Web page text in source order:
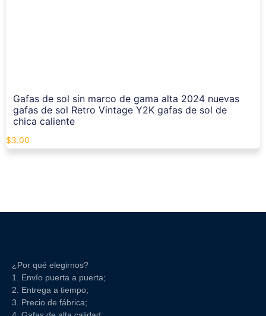
Gafas de sol sin marco de gama alta 2024 nuevas
gafas de sol Retro Vintage Y2K gafas de sol de
chica caliente
$3.00
¿Por qué elegirnos?
1. Envío puerta a puerta;
2. Entrega a tiempo;
3. Precio de fábrica;